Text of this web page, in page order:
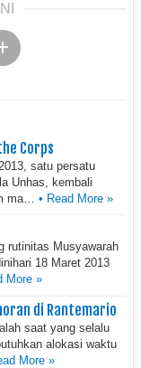
Corps
satu persatu
Unhas, kembali
ma… • Read More »
Musyawarah
18 Maret 2013
More »
di Rantemario
saat yang selalu
alokasi waktu
More »